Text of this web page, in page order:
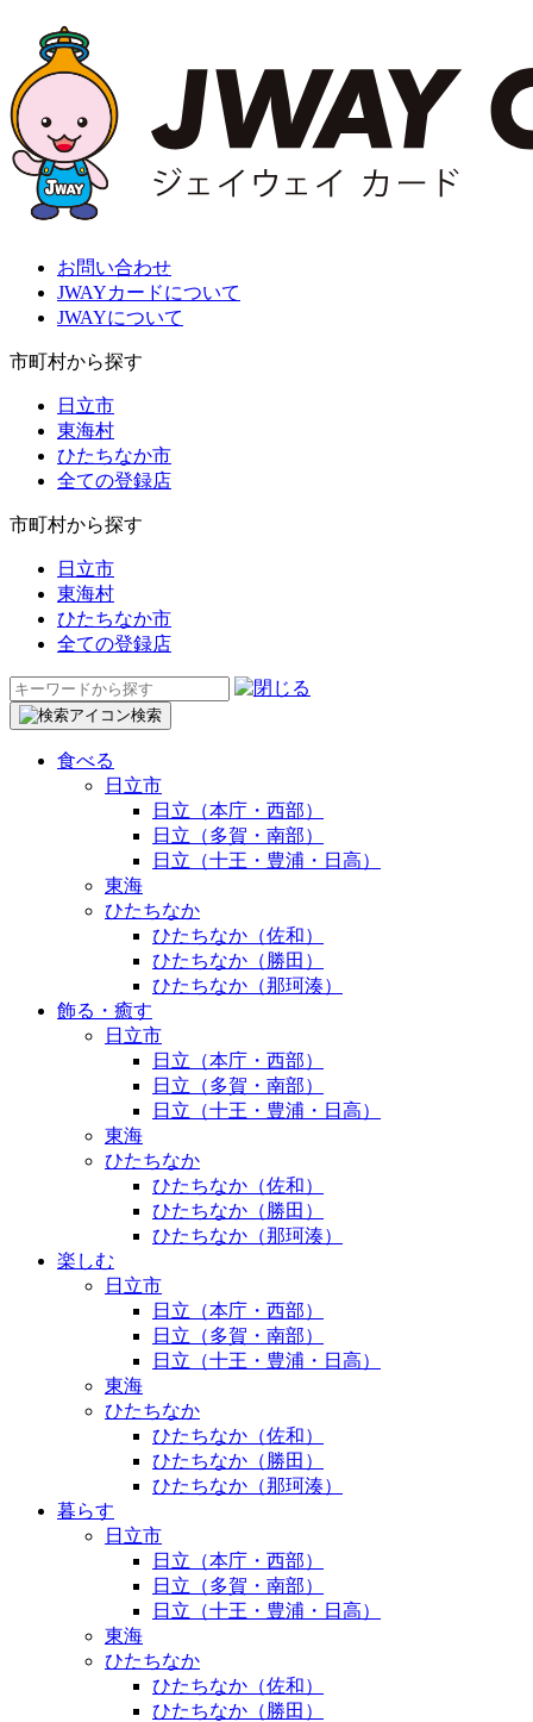
お問い合わせ
JWAYカードについて
JWAYについて
市町村から探す
日立市
東海村
ひたちなか市
全ての登録店
市町村から探す
日立市
東海村
ひたちなか市
全ての登録店
検
索:
検索
食べる
日立市
日立（本庁・西部）
日立（多賀・南部）
日立（十王・豊浦・日高）
東海
ひたちなか
ひたちなか（佐和）
ひたちなか（勝田）
ひたちなか（那珂湊）
飾る・癒す
日立市
日立（本庁・西部）
日立（多賀・南部）
日立（十王・豊浦・日高）
東海
ひたちなか
ひたちなか（佐和）
ひたちなか（勝田）
ひたちなか（那珂湊）
楽しむ
日立市
日立（本庁・西部）
日立（多賀・南部）
日立（十王・豊浦・日高）
東海
ひたちなか
ひたちなか（佐和）
ひたちなか（勝田）
ひたちなか（那珂湊）
暮らす
日立市
日立（本庁・西部）
日立（多賀・南部）
日立（十王・豊浦・日高）
東海
ひたちなか
ひたちなか（佐和）
ひたちなか（勝田）